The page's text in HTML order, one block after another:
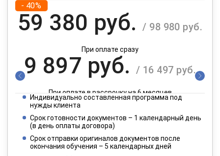
- 40%
59 380 руб. / 98 980 руб.
При оплате сразу
9 897 руб. / 16 497 руб.
При оплате в рассрочку на 6 месяцев
4 949 руб. / 8 249 руб.
При оплате в рассрочку на 12 месяцев
Индивидуально составленная программа под
нужды клиента
Срок готовности документов – 1 календарный день
(в день оплаты договора)
Срок отправки оригиналов документов после
окончания обучения – 5 календарных дней